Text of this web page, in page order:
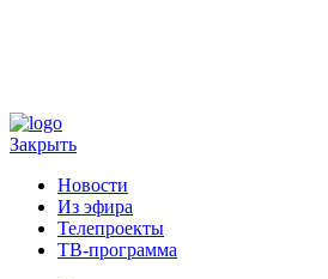
Закрыть
Новости
Из эфира
Телепроекты
ТВ-программа